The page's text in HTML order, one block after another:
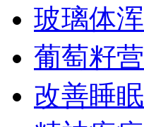
玻璃体
葡萄籽
改善睡